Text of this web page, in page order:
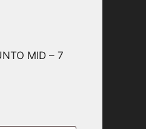
MID – 7